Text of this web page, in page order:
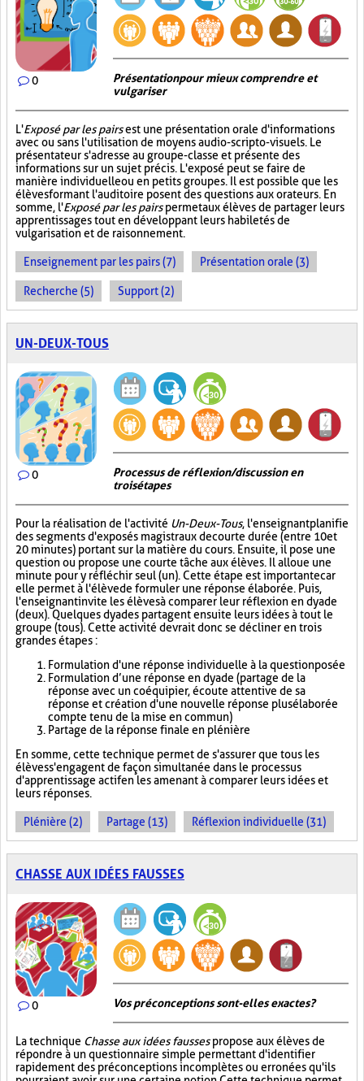
0
Présentation pour mieux comprendre et
vulgariser
L'Exposé par les pairsest une présentation orale d'informations
avec ou sans l'utilisation de moyens audio-scripto-visuels. Le
présentateur s'adresse au groupe-classe et présente des
informations sur un sujet précis. L'exposé peut se faire de
manière individuelle ou en petits groupes. Il est possible que les
élèves formant l'auditoire posent des questions aux orateurs. En
somme, l'Exposé par les pairspermet aux élèves de partager leurs
apprentissages tout en développant leurs habiletés de
vulgarisation et de raisonnement.
Enseignement par les pairs (7) Présentation orale (3)
Recherche (5) Support (2)
UN-DEUX-TOUS
0
Processus de réflexion/discussion en
trois étapes
Pour la réalisation de l'activité Un-Deux-Tous, l'enseignant planifie
des segments d'exposés magistraux de courte durée (entre 10 et
20 minutes) portant sur la matière du cours. Ensuite, il pose une
question ou propose une courte tâche aux élèves. Il alloue une
minute pour y réfléchir seul (un). Cette étape est importante car
elle permet à l'élève de formuler une réponse élaborée. Puis,
l'enseignant invite les élèves à comparer leur réflexion en dyade
(deux). Quelques dyades partagent ensuite leurs idées à tout le
groupe (tous). Cette activité devrait donc se décliner en trois
grandes étapes :
Formulation d'une réponse individuelle à la question posée
Formulation d’une réponse en dyade (partage de la
réponse avec un coéquipier, écoute attentive de sa
réponse et création d'une nouvelle réponse plus élaborée
compte tenu de la mise en commun)
Partage de la réponse finale en plénière
En somme, cette technique permet de s'assurer que tous les
élèves s'engagent de façon simultanée dans le processus
d'apprentissage actif en les amenant à comparer leurs idées et
leurs réponses.
Plénière (2) Partage (13) Réflexion individuelle (31)
CHASSE AUX IDÉES FAUSSES
0 Vos préconceptions sont-elles exactes ?
La technique Chasse aux idées faussespropose aux élèves de
répondre à un questionnaire simple permettant d'identifier
rapidement des préconceptions incomplètes ou erronées qu'ils